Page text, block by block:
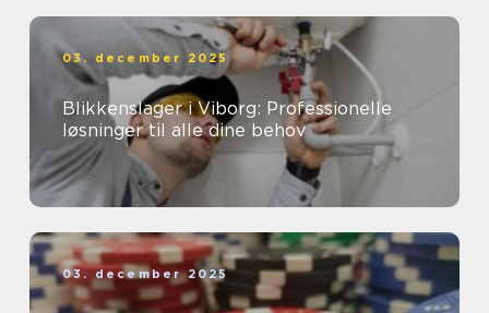
03. december 2025
Blikkenslager i Viborg: Professionelle
løsninger til alle dine behov
03. december 2025